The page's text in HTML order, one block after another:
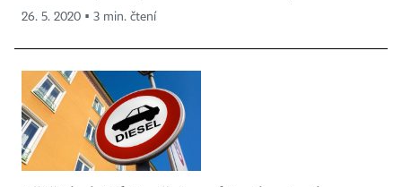
26. 5. 2020 ▪ 3 min. čtení